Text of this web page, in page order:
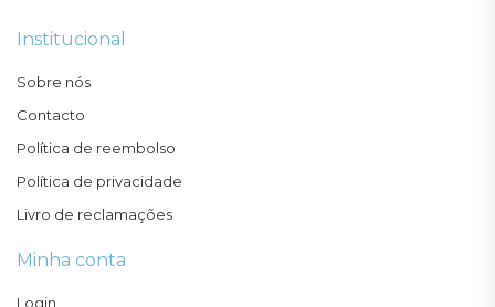
Institucional
Sobre nós
Contacto
Política de reembolso
Política de privacidade
Livro de reclamações
Minha conta
Login